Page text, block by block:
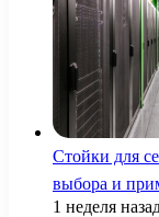
Стойки для
выбора и
1 неделя